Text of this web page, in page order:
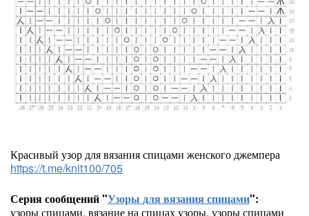
Красивый узор для вязания спицами женского джемпера
https://t.me/knit100/705
Серия сообщений "Узоры для вязания спицами":
узоры спицами, вязание на спицах узоры, узоры спицами